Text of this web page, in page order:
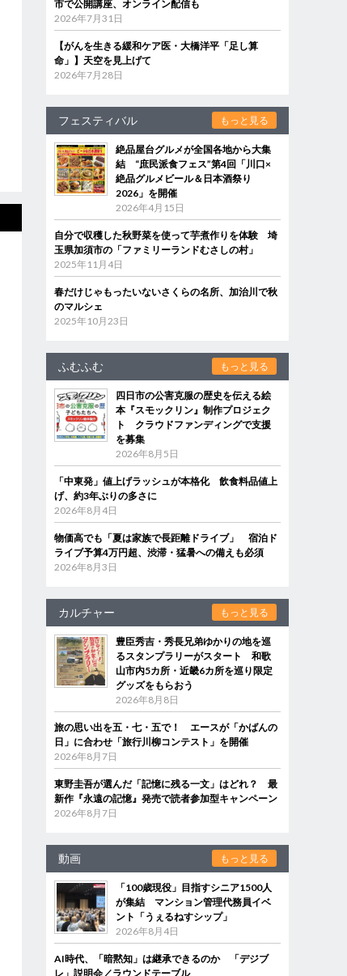
市で公開講座、オンライン配信も
2026年7月31日
【がんを生きる緩和ケア医・大橋洋平「足し算
命」】天空を見上げて
2026年7月28日
フェスティバル もっと見る
絶品屋台グルメが全国各地から大集
結 “庶民派食フェス”第4回「川口×
絶品グルメビール＆日本酒祭り
2026」を開催
2026年4月15日
自分で収穫した秋野菜を使って芋煮作りを体験 埼
玉県加須市の「ファミリーランドむさしの村」
2025年11月4日
春だけじゃもったいないさくらの名所、加治川で秋
のマルシェ
2025年10月23日
ふむふむ もっと見る
四日市の公害克服の歴史を伝える絵
本『スモックリン』制作プロジェク
ト クラウドファンディングで支援
を募集
2026年8月5日
「中東発」値上げラッシュが本格化 飲食料品値上
げ、約3年ぶりの多さに
2026年8月4日
物価高でも「夏は家族で長距離ドライブ」 宿泊ド
ライブ予算4万円超、渋滞・猛暑への備えも必須
2026年8月3日
カルチャー もっと見る
豊臣秀吉・秀長兄弟ゆかりの地を巡
るスタンプラリーがスタート 和歌
山市内5カ所・近畿6カ所を巡り限定
グッズをもらおう
2026年8月8日
旅の思い出を五・七・五で！ エースが「かばんの
日」に合わせ「旅行川柳コンテスト」を開催
2026年8月7日
東野圭吾が選んだ「記憶に残る一文」はどれ？ 最
新作『永遠の記憶』発売で読者参加型キャンペーン
2026年8月7日
動画 もっと見る
「100歳現役」目指すシニア1500人
が集結 マンション管理代務員イベ
ント「うぇるねすシップ」
2026年8月4日
AI時代、「暗黙知」は継承できるのか 「デジブ
レ」説明会／ラウンドテーブル